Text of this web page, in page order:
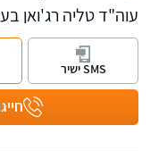
עוה"ד טליה רג'ואן
בתחום דיני העבודה,
וייעוץ לגיל השלישי.
ובת"א.SMS ישיר